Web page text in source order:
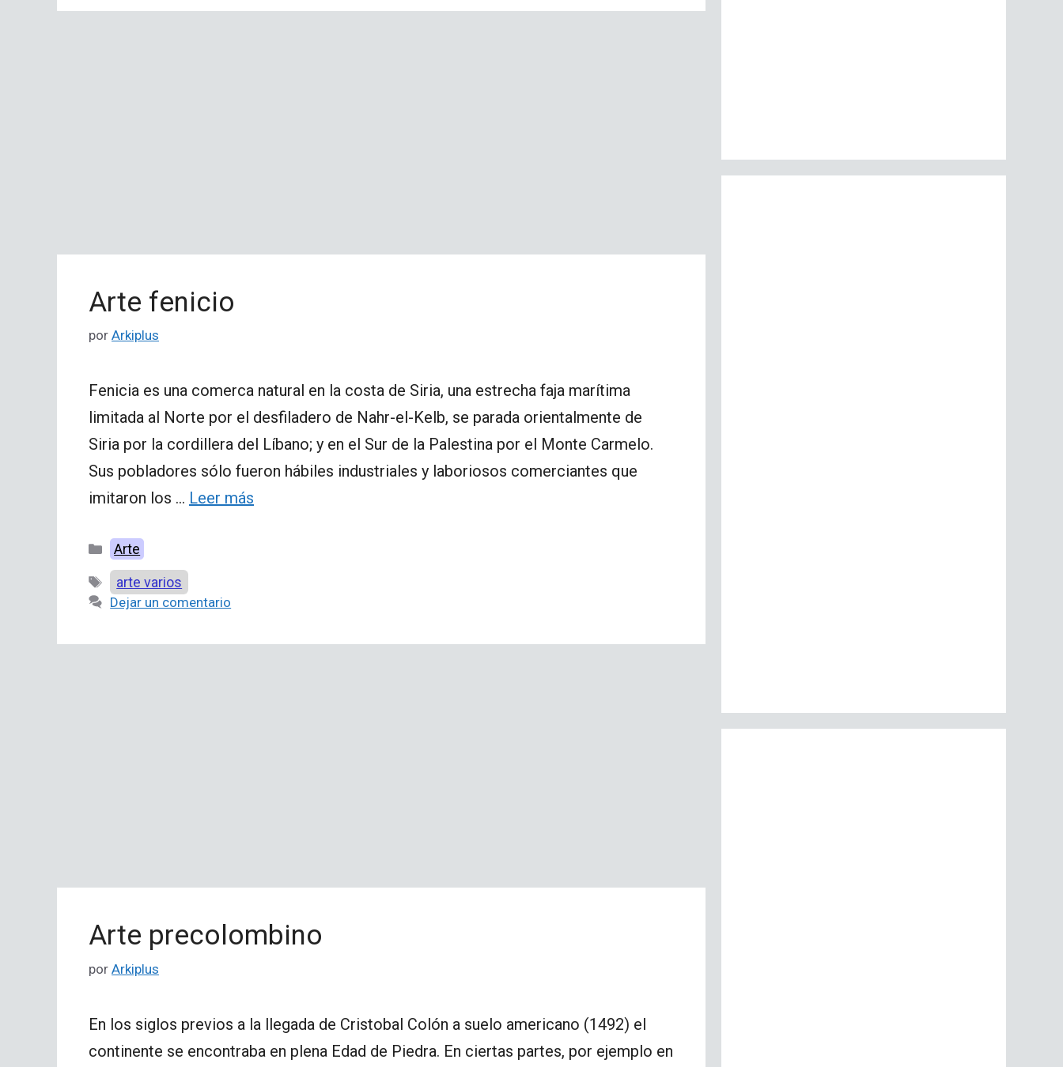
Arte fenicio
por Arkiplus
Fenicia es una comerca natural en la costa de Siria, una estrecha faja marítima
limitada al Norte por el desfiladero de Nahr-el-Kelb, se parada orientalmente de
Siria por la cordillera del Líbano; y en el Sur de la Palestina por el Monte Carmelo.
Sus pobladores sólo fueron hábiles industriales y laboriosos comerciantes que
imitaron los … Leer más
Categorías
Arte
Etiquetas
arte varios
Dejar un comentario
Arte precolombino
por Arkiplus
En los siglos previos a la llegada de Cristobal Colón a suelo americano (1492) el
continente se encontraba en plena Edad de Piedra. En ciertas partes, por ejemplo en